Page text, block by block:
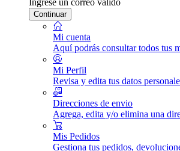
Continuar
Mi cuenta
Aquí podrás consultar todos tus
Mi Perfil
Revisa y edita tus datos
Direcciones de envio
Agrega, edita y/o elimina una
Mis Pedidos
Gestiona tus pedidos,